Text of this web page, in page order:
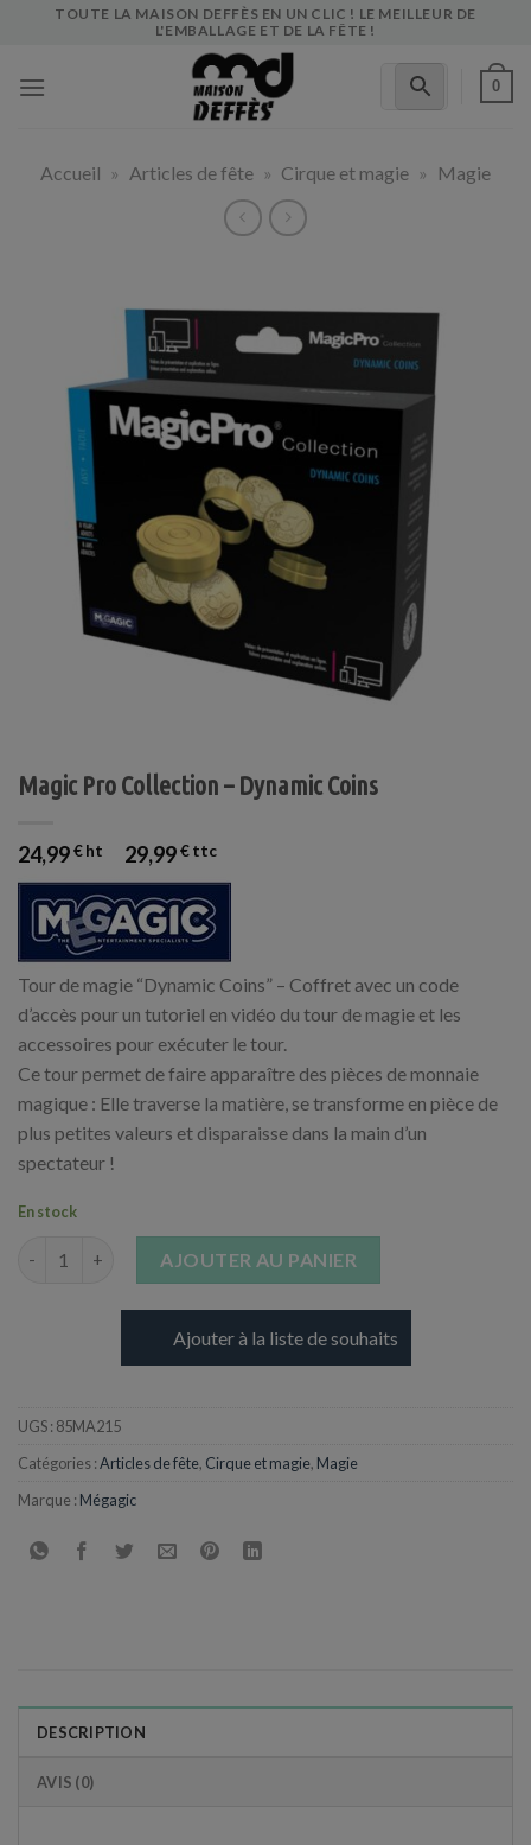
TOUTE LA MAISON DEFFÈS EN UN CLIC ! LE MEILLEUR DE
L'EMBALLAGE ET DE LA FÊTE !
0
Accueil » Articles de fête » Cirque et magie » Magie
Magic Pro Collection – Dynamic Coins
24,99€ 29,99€
Tour de magie “Dynamic Coins” – Coffret avec un code
d’accès pour un tutoriel en vidéo du tour de magie et les
accessoires pour exécuter le tour.
Ce tour permet de faire apparaître des pièces de monnaie
magique : Elle traverse la matière, se transforme en pièce de
plus petites valeurs et disparaisse dans la main d’un
spectateur !
En stock
AJOUTER AU PANIER
Ajouter à la liste de souhaits
UGS : 85MA215
Catégories :Articles de fête, Cirque et magie, Magie
Marque : Mégagic
DESCRIPTION
AVIS (0)